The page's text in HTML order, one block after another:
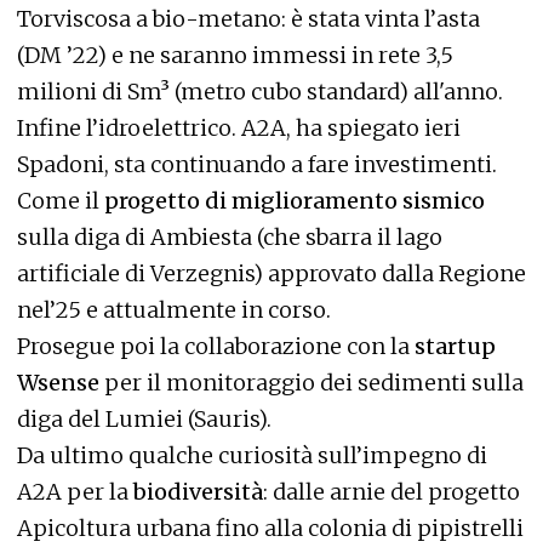
Torviscosa a bio-metano: è stata vinta l’asta
(DM ’22) e ne saranno immessi in rete 3,5
milioni di Sm³ (metro cubo standard) all'anno.
Infine l’idroelettrico. A2A, ha spiegato ieri
Spadoni, sta continuando a fare investimenti.
Come il progetto di miglioramento sismico
sulla diga di Ambiesta (che sbarra il lago
artificiale di Verzegnis) approvato dalla Regione
nel’25 e attualmente in corso.
Prosegue poi la collaborazione con la startup
Wsense per il monitoraggio dei sedimenti sulla
diga del Lumiei (Sauris).
Da ultimo qualche curiosità sull’impegno di
A2A per labiodiversità: dalle arnie del progetto
Apicoltura urbana fino alla colonia di pipistrelli